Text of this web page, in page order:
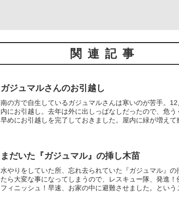
関連記事
ガジュマルさんのお引越し
南の方で自生しているガジュマルさんは寒いのが苦手。
内にお引越し。去年は外に出しっぱなしだったので、危う
早めにお引越しを完了しておきました。屋内に緑が増えて
まだいた『ガジュマル』の挿し木苗
水やりをしていた所、忘れ去られていた『ガジュマル』
たら大変な事になってしまうので、レスキュー隊、発進
フィニッシュ！早速、お家の中に避難させました。とい